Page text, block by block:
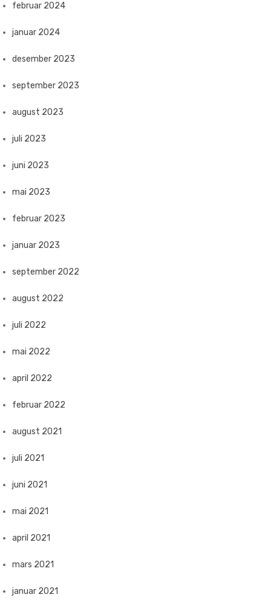
februar 2024
januar 2024
desember 2023
september 2023
august 2023
juli 2023
juni 2023
mai 2023
februar 2023
januar 2023
september 2022
august 2022
juli 2022
mai 2022
april 2022
februar 2022
august 2021
juli 2021
juni 2021
mai 2021
april 2021
mars 2021
januar 2021